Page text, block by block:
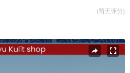
(暂无评分)